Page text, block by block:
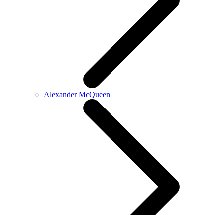
Alexander McQueen